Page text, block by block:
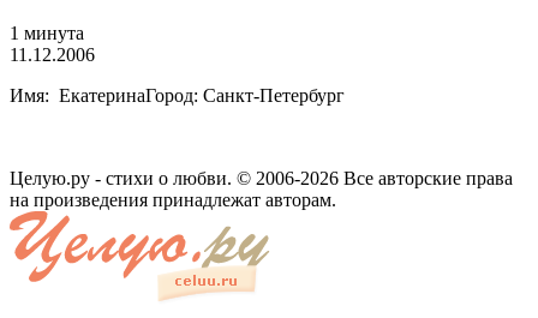
1 минута
11.12.2006
Имя: ЕкатеринаГород: Санкт-Петербург
Целую.ру - стихи о любви. © 2006-2026 Все авторские права
на произведения принадлежат авторам.